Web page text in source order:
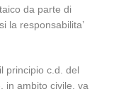
da parte di
la responsabilita’
principio c.d. del
in ambito civile, va